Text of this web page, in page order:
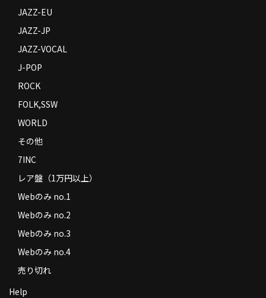
JAZZ-EU
JAZZ-JP
JAZZ-VOCAL
J-POP
ROCK
FOLK,SSW
WORLD
その他
7INC
レア盤（1万円以上）
Webのみ no.1
Webのみ no.2
Webのみ no.3
Webのみ no.4
売り切れ
Help